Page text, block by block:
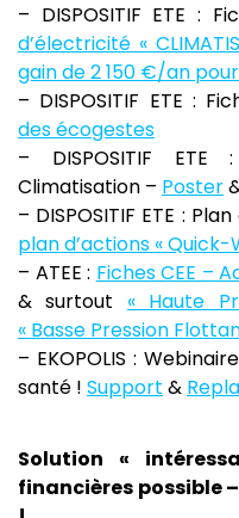
– DISPOSITIF ETE :
d’électricité «
gain de 2 150 €/an
– DISPOSITIF ETE :
des écogestes
– DISPOSITIF ETE
Climatisation – Poster
– DISPOSITIF ETE :
plan d’actions «
– ATEE : Fiches CEE –
& surtout « Haute
« Basse Pression
– EKOPOLIS :
santé ! Support &
Solution «
financières possible